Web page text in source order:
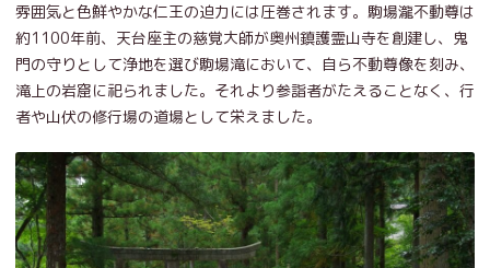
雰囲気と色鮮やかな仁王の迫力には圧巻されます。駒場瀧不動尊は
約1100年前、天台座主の慈覚大師が奥州鎮護霊山寺を創建し、鬼
門の守りとして浄地を選び駒場滝において、自ら不動尊像を刻み、
滝上の岩窟に祀られました。それより参詣者がたえることなく、行
者や山伏の修行場の道場として栄えました。